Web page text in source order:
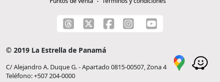
© 2019 La Estrella de Panamá
C/ Alejandro A. Duque G. - Apartado 0815-00507, Zona 4
Teléfono: +507 204-0000